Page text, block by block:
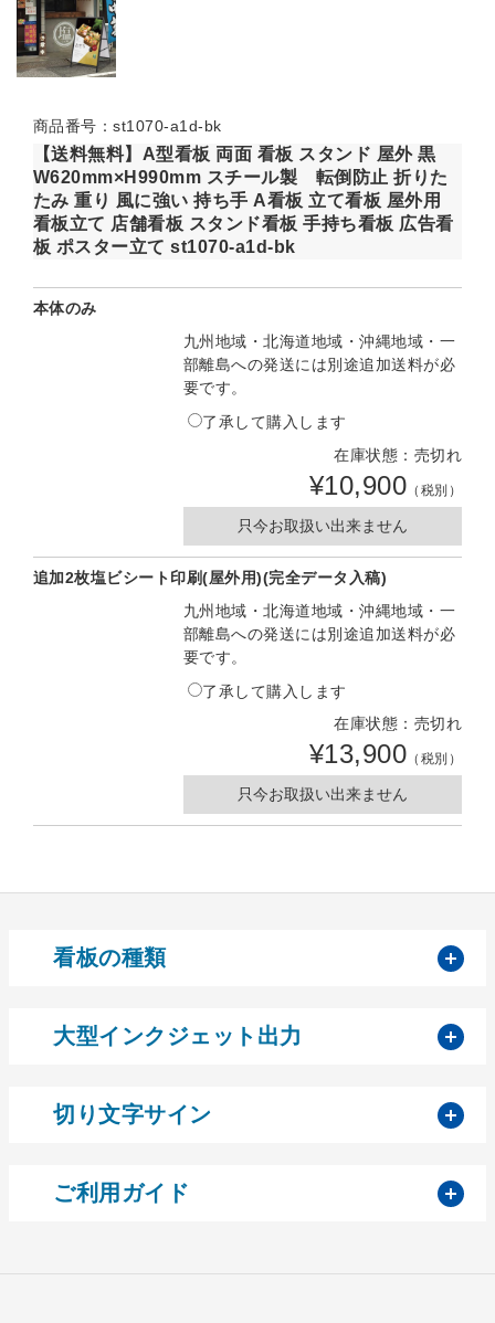
商品番号：st1070-a1d-bk
【送料無料】A型看板 両面 看板 スタンド 屋外 黒
W620mm×H990mm スチール製 転倒防止 折りた
たみ 重り 風に強い 持ち手 A看板 立て看板 屋外用
看板立て 店舗看板 スタンド看板 手持ち看板 広告看
板 ポスター立て st1070-a1d-bk
本体のみ
九州地域・北海道地域・沖縄地域・一
部離島への発送には別途追加送料が必
要です。
了承して購入します
在庫状態：売切れ
¥10,900 （税別）
只今お取扱い出来ません
追加2枚塩ビシート印刷(屋外用)(完全データ入稿)
九州地域・北海道地域・沖縄地域・一
部離島への発送には別途追加送料が必
要です。
了承して購入します
在庫状態：売切れ
¥13,900 （税別）
只今お取扱い出来ません
看板の種類
大型インクジェット出力
切り文字サイン
ご利用ガイド